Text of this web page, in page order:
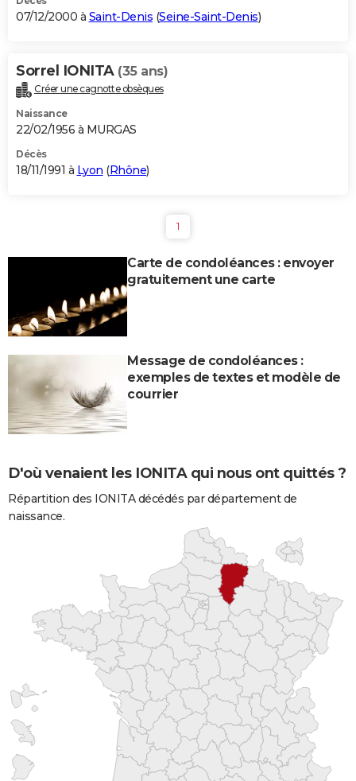
07/12/2000 à Saint-Denis (Seine-Saint-Denis)
Sorrel IONITA (35 ans)
Créer une cagnotte obsèques
Naissance
22/02/1956 à MURGAS
Décès
18/11/1991 à Lyon (Rhône)
1
Carte de condoléances : envoyer
gratuitement une carte
Message de condoléances :
exemples de textes et modèle de
courrier
D'où venaient les IONITA qui nous ont quittés ?
Répartition des IONITA décédés par département de
naissance.